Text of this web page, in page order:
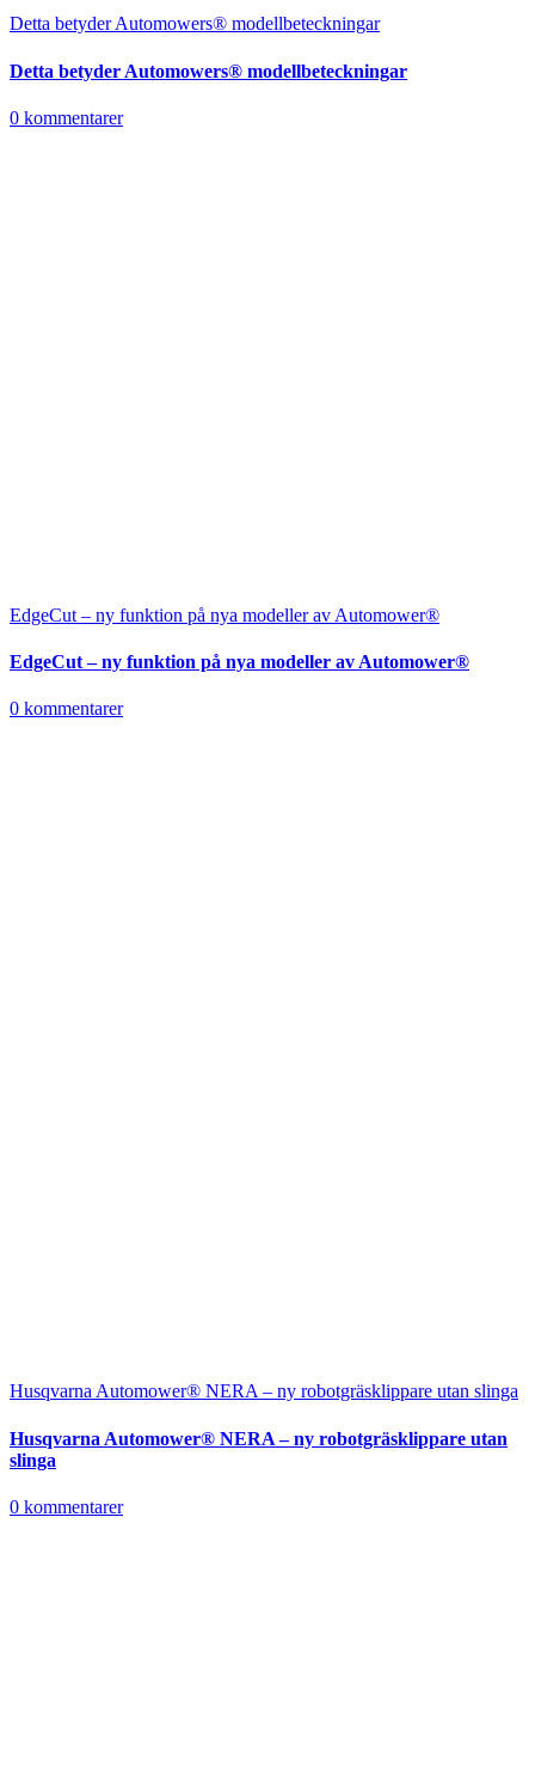
Detta betyder Automowers® modellbeteckningar
Detta betyder Automowers® modellbeteckningar
0 kommentarer
EdgeCut – ny funktion på nya modeller av Automower®
EdgeCut – ny funktion på nya modeller av Automower®
0 kommentarer
Husqvarna Automower® NERA – ny robotgräsklippare utan slinga
Husqvarna Automower® NERA – ny robotgräsklippare utan
slinga
0 kommentarer